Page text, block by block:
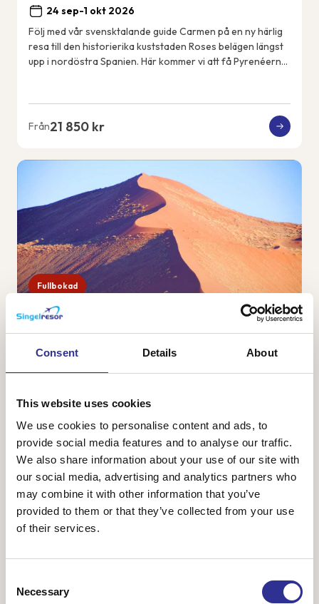
Consent Details About
This website uses cookies
We use cookies to personalise content and ads, to
provide social media features and to analyse our traffic.
We also share information about your use of our site with
our social media, advertising and analytics partners who
may combine it with other information that you’ve
provided to them or that they’ve collected from your use
of their services.
Selection
Necessary
24 sep-1 okt 2026
Följ med vår svensktalande guide Carmen på en ny härlig
resa till den historierika kuststaden Roses belägen längst
upp i nordöstra Spanien. Här kommer vi att få Pyrenéerna
Från21 850 kr
Fullbokad
28 sep-9 okt 2026
Namibia är ett av Afrikas vackraste länder med vacker och
vykortsvackra sanddyner och ett spännande djurliv. Vi
Från48 800 kr